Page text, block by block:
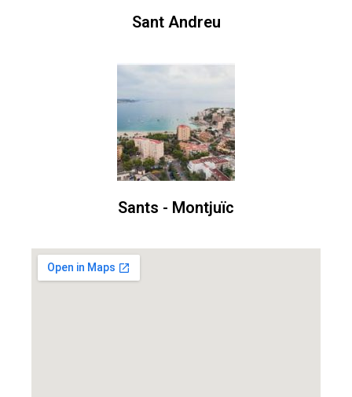
Sant Andreu
Sants - Montjuïc